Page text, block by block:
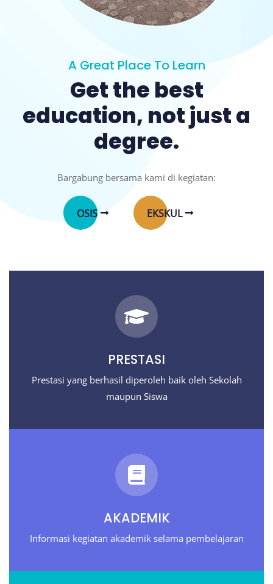
A Great Place To Learn
Get the best
education, not just a
degree.
Bargabung bersama kami di kegiatan:
OSIS EKSKUL
PRESTASI
Prestasi yang berhasil diperoleh baik oleh Sekolah
maupun Siswa
AKADEMIK
Informasi kegiatan akademik selama pembelajaran